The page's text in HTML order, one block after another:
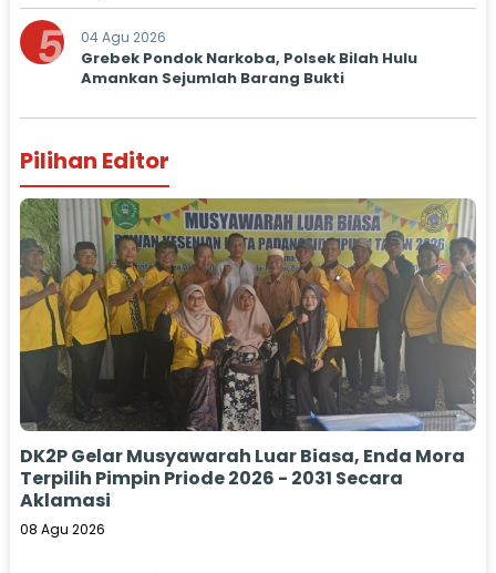
5 04 Agu 2026
Grebek Pondok Narkoba, Polsek Bilah Hulu
Amankan Sejumlah Barang Bukti
Pilihan Editor
DK2P Gelar Musyawarah Luar Biasa, Enda Mora
Terpilih Pimpin Priode 2026 - 2031 Secara
Aklamasi
08 Agu 2026